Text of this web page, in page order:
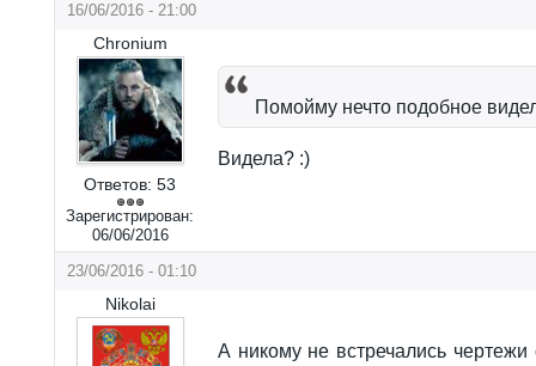
16/06/2016 - 21:00
Chronium
Ответов: 53
Зарегистрирован:
06/06/2016
Помойму нечто подобное
Видела? :)
23/06/2016 - 01:10
Nikolai
А никому не встречались